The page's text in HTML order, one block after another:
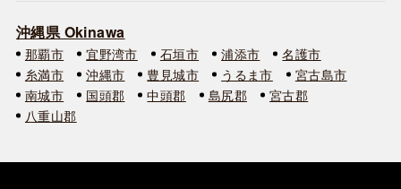
沖縄県 Okinawa
那覇市 宜野湾市 石垣市 浦添市
名護市
糸満市
沖縄市 豊見城市 うるま市
宮古島市
南城市
国頭郡 中頭郡 島尻郡
宮古郡
八重山郡